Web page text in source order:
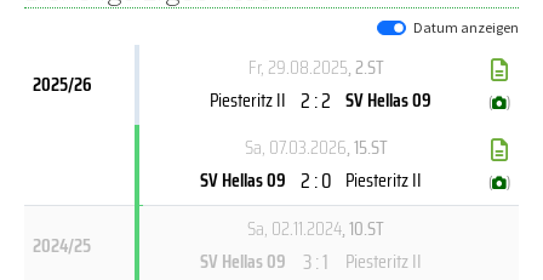
Datum anzeigen
2025/26
Fr, 29.08.2025, 2.ST
Piesteritz II 2 : 2 SV Hellas 09 ( )
Sa, 07.03.2026, 15.ST
SV Hellas 09 2 : 0 Piesteritz II ( )
2024/25
Sa, 02.11.2024, 10.ST
SV Hellas 09
3 : 1
Piesteritz II